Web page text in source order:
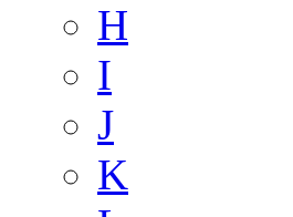
H
I
J
K